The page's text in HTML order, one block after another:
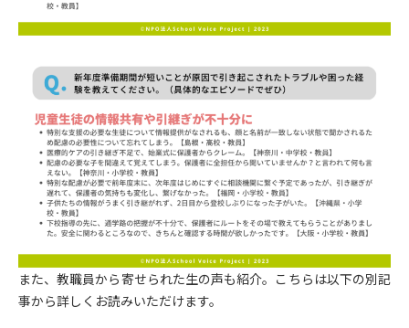
また、教職員から寄せられた生の声も紹介。こちらは以下の別記
事から詳しくお読みいただけます。